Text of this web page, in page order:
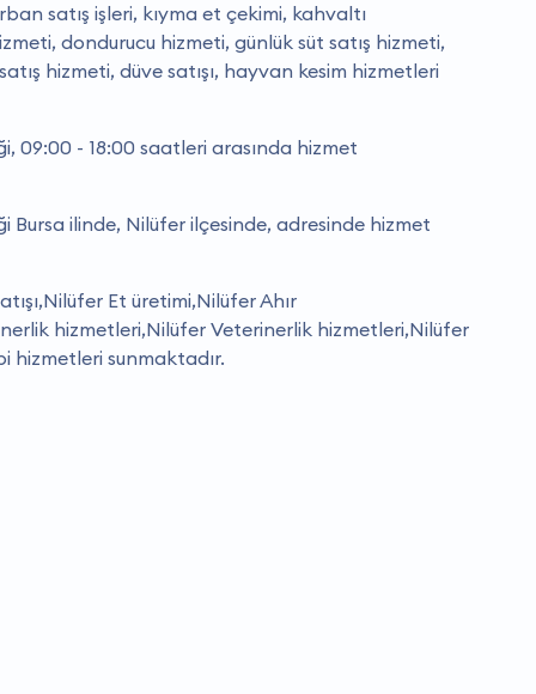
satış işleri, kıyma et çekimi, kahvaltı
dondurucu hizmeti, günlük süt satış hizmeti,
hizmeti, düve satışı, hayvan kesim hizmetleri
09:00 - 18:00 saatleri arasında hizmet
Bursa ilinde, Nilüfer ilçesinde, adresinde hizmet
Et üretimi,Nilüfer Ahır
hizmetleri,Nilüfer Veterinerlik hizmetleri,Nilüfer
hizmetleri sunmaktadır.